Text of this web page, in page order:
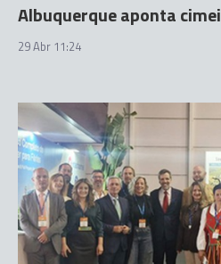
Albuquerque aponta
29 Abr 11:24